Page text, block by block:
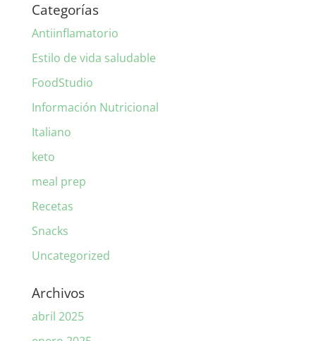
Categorías
Antiinflamatorio
Estilo de vida saludable
FoodStudio
Información Nutricional
Italiano
keto
meal prep
Recetas
Snacks
Uncategorized
Archivos
abril 2025